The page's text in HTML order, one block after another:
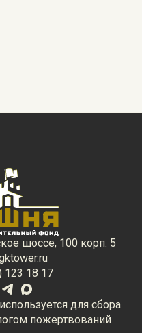
шоссе, 100 корп. 5
123 18 17
для сбора
пожертвований